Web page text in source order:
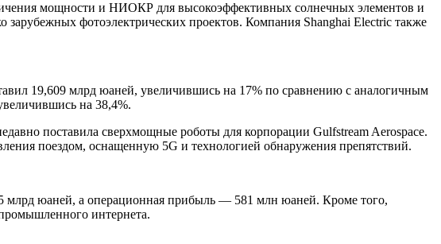
мощности и НИОКР для высокоэффективных солнечных элементов и
зарубежных фотоэлектрических проектов. Компания Shanghai Electric также
19,609 млрд юаней, увеличившись на 17% по сравнению с аналогичным
на 38,4%.
поставила сверхмощные роботы для корпорации Gulfstream Aerospace.
поездом, оснащенную 5G и технологией обнаружения препятствий.
млрд юаней, а операционная прибыль — 581 млн юаней. Кроме того,
интернета.